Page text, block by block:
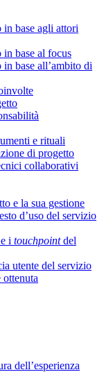
base agli attori
base al focus
base all’ambito di
e rituali
di progetto
collaborativi
e la sua gestione
d’uso del servizio
i touchpointdel
utente del servizio
dell’esperienza